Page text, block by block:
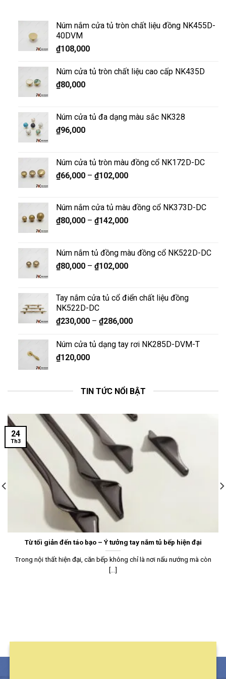
Núm nắm cửa tủ tròn chất liệu đồng NK455D-
40DVM
₫108,000
Núm cửa tủ tròn chất liệu cao cấp NK435D
₫80,000
Núm cửa tủ đa dạng màu sắc NK328
₫96,000
Núm cửa tủ tròn màu đồng cổ NK172D-DC
₫66,000– ₫102,000
Núm nắm cửa tủ màu đồng cổ NK373D-DC
₫80,000– ₫142,000
Núm nắm tủ đồng màu đồng cổ NK522D-DC
₫80,000– ₫102,000
Tay nắm cửa tủ cổ điển chất liệu đồng
NK522D-DC
₫230,000– ₫286,000
Núm cửa tủ dạng tay rơi NK285D-DVM-T
₫120,000
TIN TỨC NỔI BẬT
Từ tối giản đến táo bạo – Ý tưởng tay nắm tủ bếp hiện đại
Trong nội thất hiện đại, căn bếp không chỉ là nơi nấu nướng mà còn
[...]
24
Th3